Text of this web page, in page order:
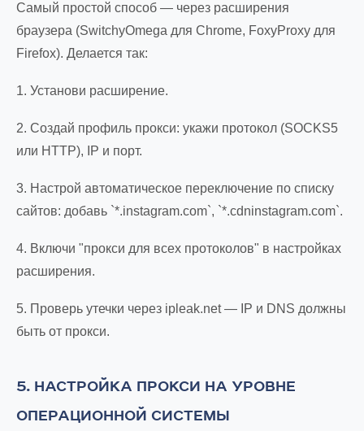
Самый простой способ — через расширения
браузера (SwitchyOmega для Chrome, FoxyProxy для
Firefox). Делается так:
1. Установи расширение.
2. Создай профиль прокси: укажи протокол (SOCKS5
или HTTP), IP и порт.
3. Настрой автоматическое переключение по списку
сайтов: добавь `*.instagram.com`, `*.cdninstagram.com`.
4. Включи "прокси для всех протоколов" в настройках
расширения.
5. Проверь утечки через ipleak.net — IP и DNS должны
быть от прокси.
5. НАСТРОЙКА ПРОКСИ НА УРОВНЕ
ОПЕРАЦИОННОЙ СИСТЕМЫ